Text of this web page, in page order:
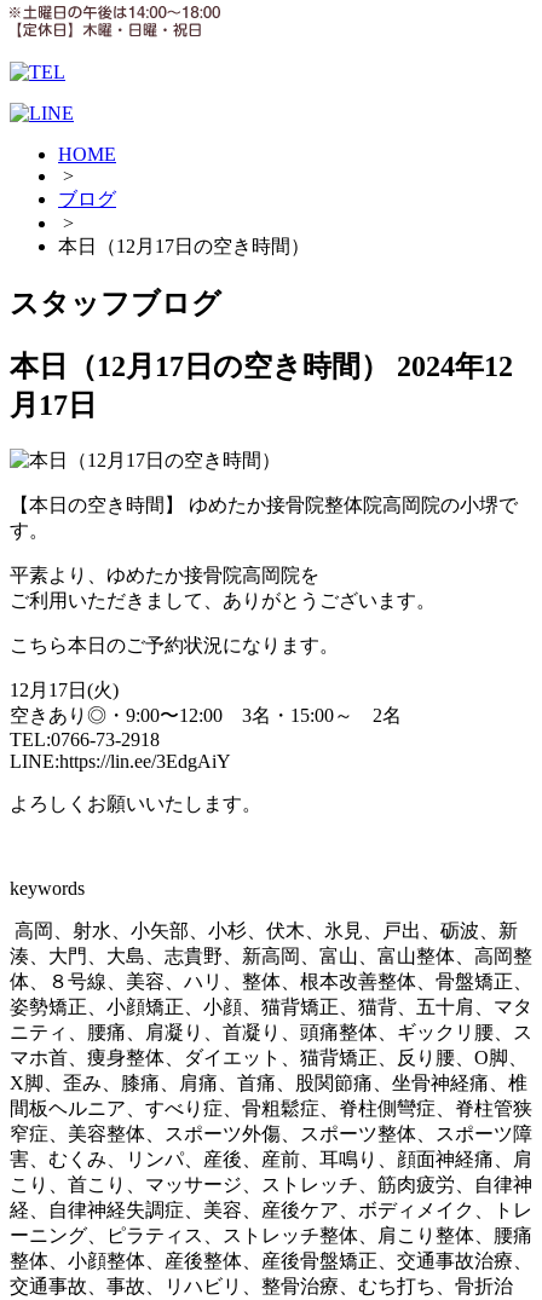
HOME
>
ブログ
>
本日（12月17日の空き時間）
スタッフブログ
本日（12月17日の空き時間）
2024年12
月17日
【本日の空き時間】 ゆめたか接骨院整体院高岡院の小堺で
す。
平素より、ゆめたか接骨院高岡院を
ご利用いただきまして、ありがとうございます。
こちら本日のご予約状況になります。
12月17日(火)
空きあり◎・9:00〜12:00 3名・15:00～ 2名
TEL:0766-73-2918
LINE:https://lin.ee/3EdgAiY
よろしくお願いいたします。
keywords
高岡、射水、小矢部、小杉、伏木、氷見、戸出、砺波、新
湊、大門、大島、志貴野、新高岡、富山、富山整体、高岡整
体、８号線、美容、ハリ、整体、根本改善整体、骨盤矯正、
姿勢矯正、小顔矯正、小顔、猫背矯正、猫背、五十肩、マタ
ニティ、腰痛、肩凝り、首凝り、頭痛整体、ギックリ腰、ス
マホ首、痩身整体、ダイエット、猫背矯正、反り腰、O脚、
X脚、歪み、膝痛、肩痛、首痛、股関節痛、坐骨神経痛、椎
間板ヘルニア、すべり症、骨粗鬆症、脊柱側彎症、脊柱管狭
窄症、美容整体、スポーツ外傷、スポーツ整体、スポーツ障
害、むくみ、リンパ、産後、産前、耳鳴り、顔面神経痛、肩
こり、首こり、マッサージ、ストレッチ、筋肉疲労、自律神
経、自律神経失調症、美容、産後ケア、ボディメイク、トレ
ーニング、ピラティス、ストレッチ整体、肩こり整体、腰痛
整体、小顔整体、産後整体、産後骨盤矯正、交通事故治療、
交通事故、事故、リハビリ、整骨治療、むち打ち、骨折治